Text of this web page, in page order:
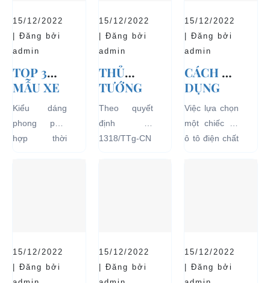
15/12/2022
| Đăng bởi
admin
TOP 3
MẪU XE
Ô TÔ
ĐIỆN
THỊNH
HÀNH VÀ
Kiểu dáng
phong phú,
hợp thời
những ưu...
15/12/2022
| Đăng bởi
admin
THỦ
TƯỚNG
CHÍNH
PHỦ
ĐỒNG Ý
TẠI CÁC
KHU VỰC
Theo quyết
định số
1318/TTg-CN
chạy bằng
15/12/2022
| Đăng bởi
admin
CÁCH SỬ
DỤNG
XE Ô TÔ
ĐIỆN ĐỂ
TĂNG
TUỔI
Việc lựa chọn
một chiếc xe
ô tô điện chất
15/12/2022
| Đăng bởi
15/12/2022
| Đăng bởi
15/12/2022
| Đăng bởi